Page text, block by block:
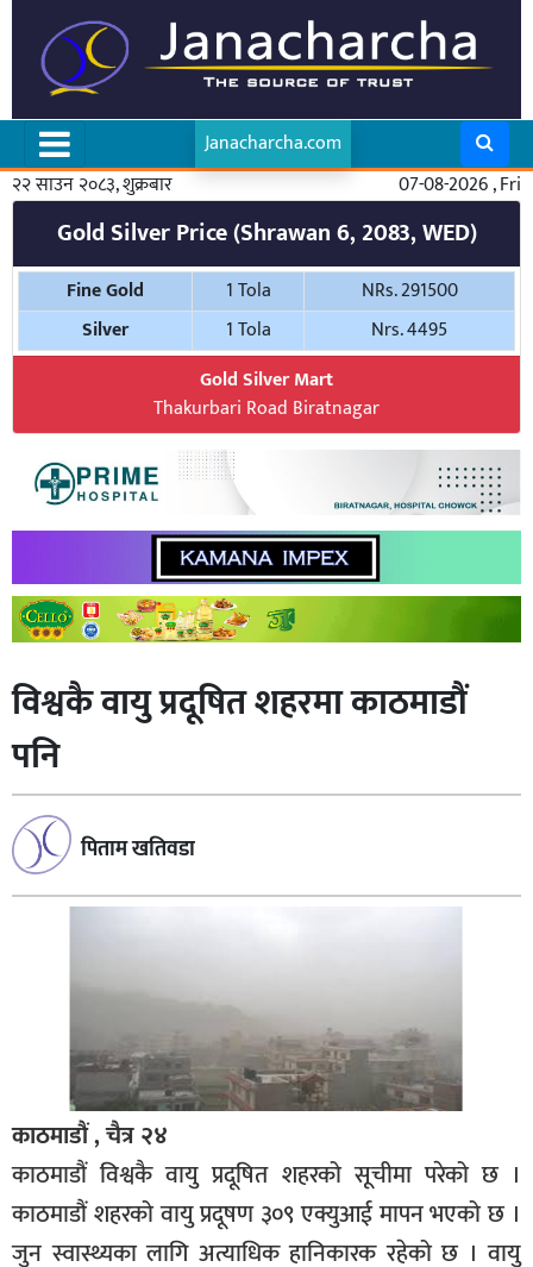
Janacharcha.com
२२ साउन २०८३, शुक्रबार
07-08-2026 , Fri
Gold Silver Price (Shrawan 6, 2083, WED)
Fine Gold 1 Tola
NRs. 291500
Silver
1 Tola
Nrs. 4495
Gold Silver Mart
Thakurbari Road Biratnagar
विश्वकै वायु प्रदूषित शहरमा काठमाडौं
पनि
पिताम खतिवडा
काठमाडौं , चैत्र २४
काठमाडौं विश्वकै वायु प्रदूषित शहरको सूचीमा परेको छ ।
काठमाडौं शहरको वायु प्रदूषण ३०९ एक्युआई मापन भएको छ ।
जुन स्वास्थ्यका लागि अत्याधिक हानिकारक रहेको छ । वायु